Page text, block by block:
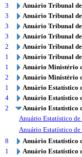
3
Anuário Tribunal
3
Anuário Tribunal
3
Anuário Tribunal
3
Anuário Tribunal
2
Anuário Tribunal
1
Anuário Tribunal
1
Anuário Ministério
2
Anuário Ministério
1
Anuário Estatístico
4
Anuário Estatístico
2
Anuário Estatístico
Anuário Estatístico de
Anuário Estatístico de
8
Anuário Estatístico
1
Anuário Estatístico